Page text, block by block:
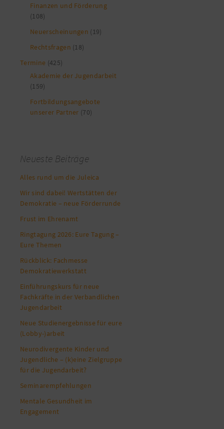
Finanzen und Förderung
(108)
Neuerscheinungen (19)
Rechtsfragen (18)
Termine (425)
Akademie der Jugendarbeit
(159)
Fortbildungsangebote
unserer Partner (70)
Neueste Beiträge
Alles rund um die Juleica
Wir sind dabei! Wertstätten der
Demokratie – neue Förderrunde
Frust im Ehrenamt
Ringtagung 2026: Eure Tagung –
Eure Themen
Rückblick: Fachmesse
Demokratiewerkstatt
Einführungskurs für neue
Fachkräfte in der Verbandlichen
Jugendarbeit
Neue Studienergebnisse für eure
(Lobby-)arbeit
Neurodivergente Kinder und
Jugendliche – (k)eine Zielgruppe
für die Jugendarbeit?
Seminarempfehlungen
Mentale Gesundheit im
Engagement